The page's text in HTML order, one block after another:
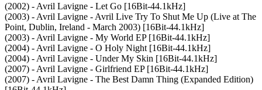
(2002) - Avril Lavigne - Let Go [16Bit-44.1kHz]
(2003) - Avril Lavigne - Avril Live Try To Shut Me Up (Live at The
Point, Dublin, Ireland - March 2003) [16Bit-44.1kHz]
(2003) - Avril Lavigne - My World EP [16Bit-44.1kHz]
(2004) - Avril Lavigne - O Holy Night [16Bit-44.1kHz]
(2004) - Avril Lavigne - Under My Skin [16Bit-44.1kHz]
(2007) - Avril Lavigne - Girlfriend EP [16Bit-44.1kHz]
(2007) - Avril Lavigne - The Best Damn Thing (Expanded Edition)